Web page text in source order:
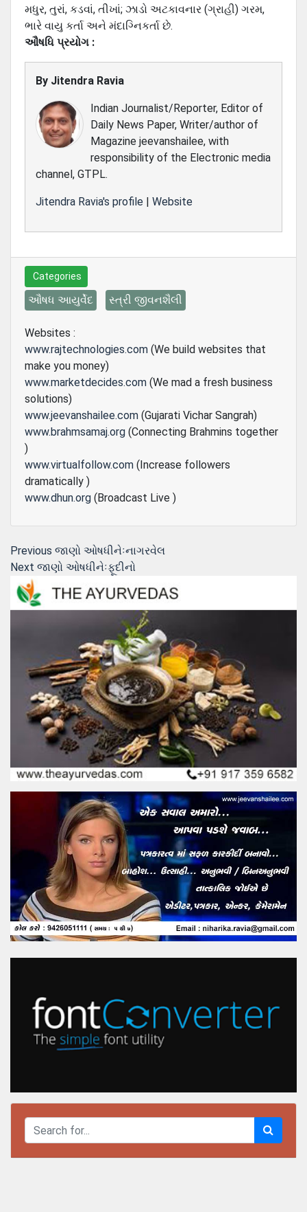
મધુર, તુરાં, કડવાં, તીખાં; ઝાડો અટકાવનાર (ગ્રાહી) ગરમ,
ભારે વાયુ કર્તા અને મંદાગ્નિકર્તા છે.
ઔષધિ પ્રયોગ :
By Jitendra Ravia
Indian Journalist/Reporter, Editor of
Daily News Paper, Writer/author of
Magazine jeevanshailee, with
responsibility of the Electronic media
channel, GTPL.
Jitendra Ravia's profile | Website
Categories
ઔષધ આયુર્વેદ સ્ત્રી જીવનશૈલી
Websites :
www.rajtechnologies.com (We build websites that
make you money)
www.marketdecides.com (We mad a fresh business
solutions)
www.jeevanshailee.com (Gujarati Vichar Sangrah)
www.brahmsamaj.org (Connecting Brahmins together
)
www.virtualfollow.com (Increase followers
dramatically )
www.dhun.org (Broadcast Live )
Post
navigation
Previous Previous
post:
જાણો ઓષધીનેઃનાગરવેલ
Next Next
જાણો ઓષધીનેઃફૂદીનો